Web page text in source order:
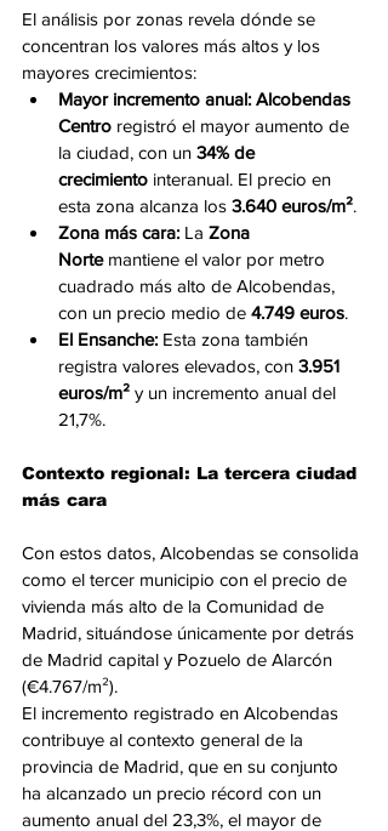
El análisis por zonas revela dónde se
concentran los valores más altos y los
mayores crecimientos:
Mayor incremento anual: Alcobendas
Centro registró el mayor aumento de
la ciudad, con un 34% de
crecimiento interanual. El precio en
esta zona alcanza los 3.640 euros/m².
Zona más cara: La Zona
Norte mantiene el valor por metro
cuadrado más alto de Alcobendas,
con un precio medio de 4.749 euros.
El Ensanche: Esta zona también
registra valores elevados, con 3.951
euros/m² y un incremento anual del
21,7%.
Contexto regional: La tercera ciudad
más cara
Con estos datos, Alcobendas se consolida
como el tercer municipio con el precio de
vivienda más alto de la Comunidad de
Madrid, situándose únicamente por detrás
de Madrid capital y Pozuelo de Alarcón
(€4.767/m²).
El incremento registrado en Alcobendas
contribuye al contexto general de la
provincia de Madrid, que en su conjunto
ha alcanzado un precio récord con un
aumento anual del 23,3%, el mayor de